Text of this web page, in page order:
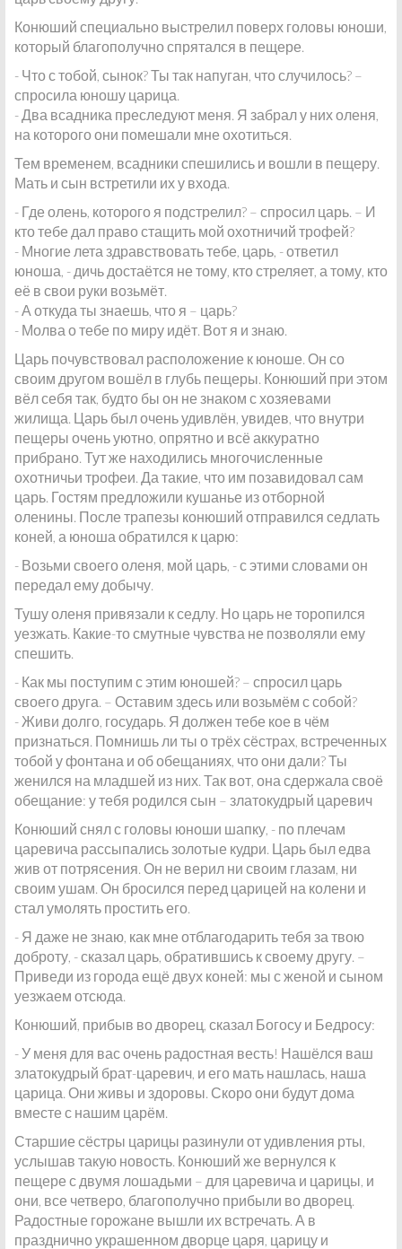
Конюший специально выстрелил поверх головы юноши,
который благополучно спрятался в пещере.
- Что с тобой, сынок? Ты так напуган, что случилось? –
спросила юношу царица.
- Два всадника преследуют меня. Я забрал у них оленя,
на которого они помешали мне охотиться.
Тем временем, всадники спешились и вошли в пещеру.
Мать и сын встретили их у входа.
- Где олень, которого я подстрелил? – спросил царь. – И
кто тебе дал право стащить мой охотничий трофей?
- Многие лета здравствовать тебе, царь, - ответил
юноша, - дичь достаётся не тому, кто стреляет, а тому, кто
её в свои руки возьмёт.
- А откуда ты знаешь, что я – царь?
- Молва о тебе по миру идёт. Вот я и знаю.
Царь почувствовал расположение к юноше. Он со
своим другом вошёл в глубь пещеры. Конюший при этом
вёл себя так, будто бы он не знаком с хозяевами
жилища. Царь был очень удивлён, увидев, что внутри
пещеры очень уютно, опрятно и всё аккуратно
прибрано. Тут же находились многочисленные
охотничьи трофеи. Да такие, что им позавидовал сам
царь. Гостям предложили кушанье из отборной
оленины. После трапезы конюший отправился седлать
коней, а юноша обратился к царю:
- Возьми своего оленя, мой царь, - с этими словами он
передал ему добычу.
Тушу оленя привязали к седлу. Но царь не торопился
уезжать. Какие-то смутные чувства не позволяли ему
спешить.
- Как мы поступим с этим юношей? – спросил царь
своего друга. – Оставим здесь или возьмём с собой?
- Живи долго, государь. Я должен тебе кое в чём
признаться. Помнишь ли ты о трёх сёстрах, встреченных
тобой у фонтана и об обещаниях, что они дали? Ты
женился на младшей из них. Так вот, она сдержала своё
обещание: у тебя родился сын – златокудрый царевич
Конюший снял с головы юноши шапку, - по плечам
царевича рассыпались золотые кудри. Царь был едва
жив от потрясения. Он не верил ни своим глазам, ни
своим ушам. Он бросился перед царицей на колени и
стал умолять простить его.
- Я даже не знаю, как мне отблагодарить тебя за твою
доброту, - сказал царь, обратившись к своему другу. –
Приведи из города ещё двух коней: мы с женой и сыном
уезжаем отсюда.
Конюший, прибыв во дворец, сказал Богосу и Бедросу:
- У меня для вас очень радостная весть! Нашёлся ваш
златокудрый брат-царевич, и его мать нашлась, наша
царица. Они живы и здоровы. Скоро они будут дома
вместе с нашим царём.
Старшие сёстры царицы разинули от удивления рты,
услышав такую новость. Конюший же вернулся к
пещере с двумя лошадьми – для царевича и царицы, и
они, все четверо, благополучно прибыли во дворец.
Радостные горожане вышли их встречать. А в
празднично украшенном дворце царя, царицу и